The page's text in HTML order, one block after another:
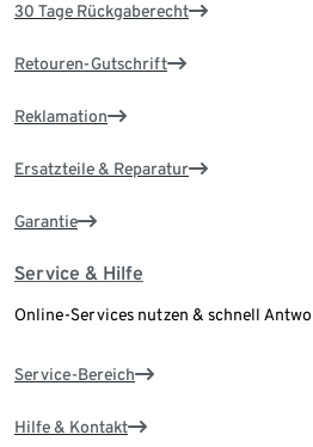
30 Tage Rückgaberecht
Retouren-Gutschrift
Reklamation
Ersatzteile & Reparatur
Garantie
Service & Hilfe
Online-Services nutzen & schnell
Service-Bereich
Hilfe & Kontakt